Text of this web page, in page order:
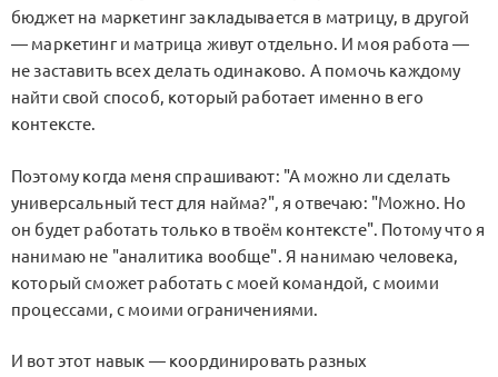
бюджет на маркетинг закладывается в матрицу, в другой
— маркетинг и матрица живут отдельно. И моя работа —
не заставить всех делать одинаково. А помочь каждому
найти свой способ, который работает именно в его
контексте.
Поэтому когда меня спрашивают: "А можно ли сделать
универсальный тест для найма?", я отвечаю: "Можно. Но
он будет работать только в твоём контексте". Потому что я
нанимаю не "аналитика вообще". Я нанимаю человека,
который сможет работать с моей командой, с моими
процессами, с моими ограничениями.
И вот этот навык — координировать разных